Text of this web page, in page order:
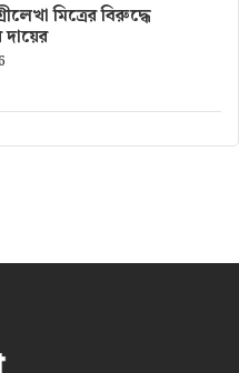
মিত্রের বিরুদ্ধে